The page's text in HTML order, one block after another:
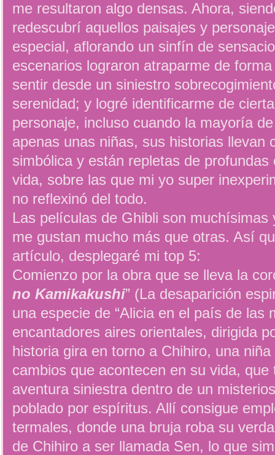
me resultaron algo densas. Ahora,
redescubrí aquellos paisajes y
especial, aflorando un sinfín de
escenarios lograron atraparme de
sentir desde un siniestro
serenidad; y logré identificarme de
personaje, incluso cuando la mayoría
apenas unas niñas, sus historias llevan
simbólica y están repletas de profundas
vida, sobre las que mi yo super
no reflexinó del todo.
Las películas de Ghibli son muchísimas
me gustan mucho más que otras. Así
artículo, desplegaré mi top 5:
Comienzo por la obra que se lleva la
no Kamikakushi” (La desaparición
una especie de “Alicia en el país de las
encantadores aires orientales, dirigida
historia gira en torno a Chihiro, una
cambios que acontecen en su vida,
aventura siniestra dentro de un
poblado por espíritus. Allí consigue
termales, donde una bruja roba su
de Chihiro a ser llamada Sen, lo que